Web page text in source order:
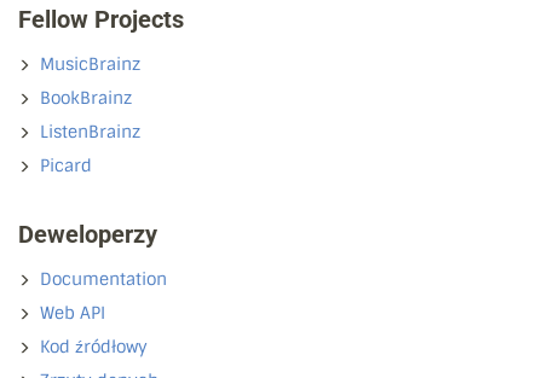
Fellow Projects
MusicBrainz
BookBrainz
ListenBrainz
Picard
Deweloperzy
Documentation
Web API
Kod źródłowy